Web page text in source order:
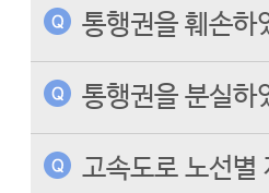
통행권을 훼손하
통행권을 분실하
고속도로 노선